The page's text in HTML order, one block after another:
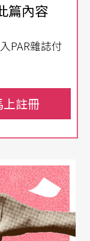
預期最糟的
在病床上，笑
，然後問我們
不見，又在她
驚訝，興奮得
看見魏樂富
篇內容
PAR雜誌付
上註冊